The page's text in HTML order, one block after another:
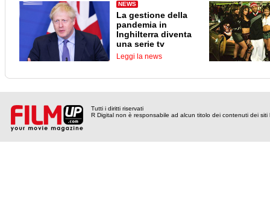
NEWS
La gestione della
pandemia in
Inghilterra diventa
una serie tv
Leggi la news
Tutti i diritti riservati
R Digital non è responsabile ad alcun titolo dei contenuti dei siti